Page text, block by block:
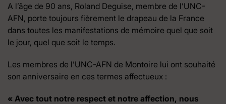
A l’âge de 90 ans, Roland Deguise, membre de l’UNC-
AFN, porte toujours fièrement le drapeau de la France
dans toutes les manifestations de mémoire quel que soit
le jour, quel que soit le temps.
Les membres de l’UNC-AFN de Montoire lui ont souhaité
son anniversaire en ces termes affectueux :
« Avec tout notre respect et notre affection, nous